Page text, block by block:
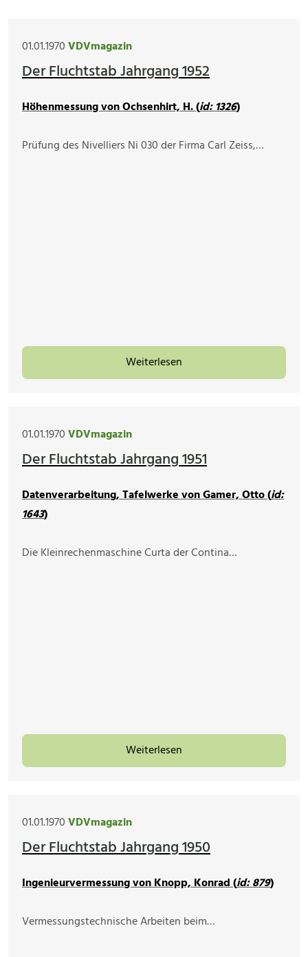
01.01.1970VDVmagazin
Der Fluchtstab Jahrgang 1952
Höhenmessung von Ochsenhirt, H. (id: 1326)
Prüfung des Nivelliers Ni 030 der Firma Carl Zeiss,…
Weiterlesen
01.01.1970VDVmagazin
Der Fluchtstab Jahrgang 1951
Datenverarbeitung, Tafelwerke von Gamer, Otto (id:
1643)
Die Kleinrechenmaschine Curta der Contina…
Weiterlesen
01.01.1970VDVmagazin
Der Fluchtstab Jahrgang 1950
Ingenieurvermessung von Knopp, Konrad (id: 879)
Vermessungstechnische Arbeiten beim…